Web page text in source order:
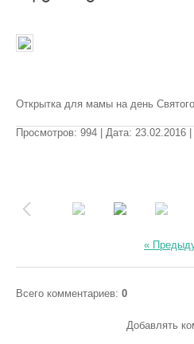
Открытка для мамы на день
Просмотров: 994 | Дата: 23.02.2016
«
Всего комментариев: 0
Добавлять